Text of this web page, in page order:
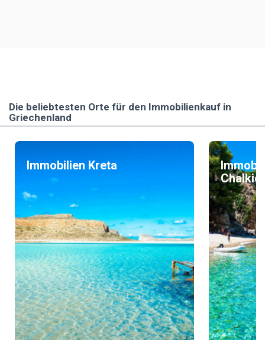
Die beliebtesten Οrte für den Immobilienkauf in
Griechenland
Immobilien Kreta